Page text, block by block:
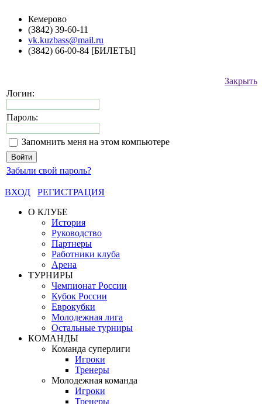
Кемерово
(3842) 39-60-11
vk.kuzbass@mail.ru
(3842) 66-00-84 [БИЛЕТЫ]
Закрыть
Логин:
Пароль:
Запомнить меня на этом компьютере
Забыли свой пароль?
ВХОД
РЕГИСТРАЦИЯ
О КЛУБЕ
История
Руководство
Партнеры
Работники клуба
Арена
ТУРНИРЫ
Чемпионат России
Кубок России
Еврокубки
Молодежная лига
Остальные турниры
КОМАНДЫ
Команда суперлиги
Игроки
Тренеры
Молодежная команда
Игроки
Тренеры